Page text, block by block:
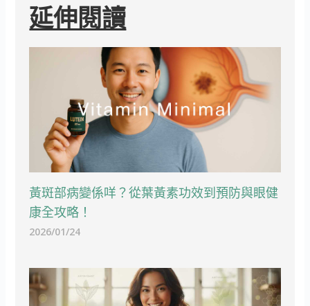
延伸閱讀
黃斑部病變係咩？從葉黃素功效到預防與眼健
康全攻略！
2026/01/24